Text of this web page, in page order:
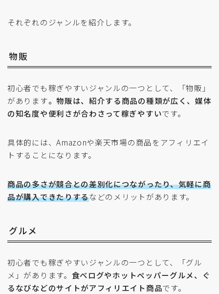
それぞれのジャンルを紹介します。
物販
初心者でも稼ぎやすいジャンルの一つとして、「物販」
があります。物販は、紹介する商品の種類が広く、媒体
の知名度や便利さが合わさって稼ぎやすいです。
具体的には、Amazonや楽天市場の商品をアフィリエイ
トすることになります。
商品の多さが競合との差別化につながったり、気軽に商
品が購入できたりするなどのメリットがあります。
グルメ
初心者でも稼ぎやすいジャンルの一つとして、「グル
メ」があります。 食べログやホットペッパーグルメ、ぐ
るなびなどのサイトがアフィリエイト商品です。